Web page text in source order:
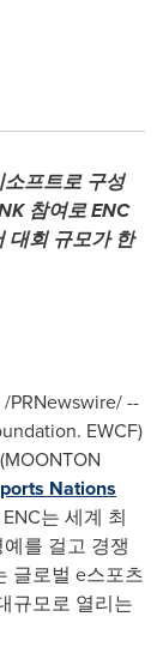
소프트로 구성
참여로ENC
대회 규모가 한
/PRNewswire/ --
EWCF)
Nations
는 세계 최
를 걸고 경쟁
글로벌 e스포츠
규모로 열리는